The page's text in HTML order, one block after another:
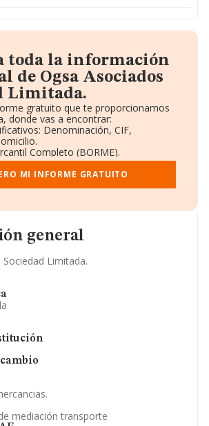
general
Limitada.
mediación transporte
toda la información
de Ogsa Asociados
Limitada.
gratuito que te proporcionamos
donde vas a encontrar:
Denominación, CIF,
Completo (BORME).
Ventas y Empleados.
Administración y Administradores.
y registral complementaria.
MI INFORME GRATUITO